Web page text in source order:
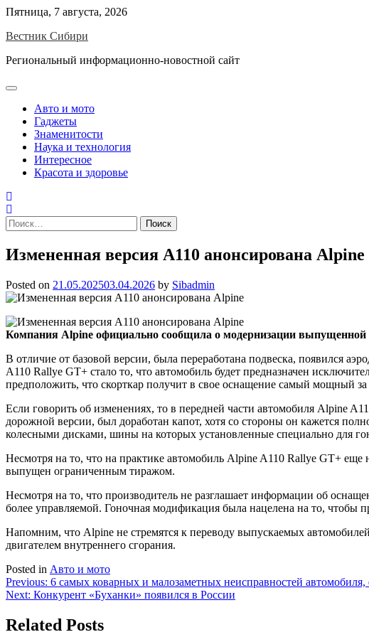
Skip
content
Пятница, 7 августа, 2026
Вестник Сибири
Региональный информационно-новостной сайт
Авто и мото
Гаджеты
Знаменитости
Наука и технология
Интересное
Красота и здоровье
Найти:
Измененная версия А110 анонсирована Alpine
Posted on 21.05.202503.04.2026 by Sibadmin
Компания Alpine официально сообщила о модернизации выпущенной
В отличие от базовой версии, была переработана подвеска, появился
A110 Rallye GT+ стало то, что автомобиль будет предназначен
предположить, что скорткар получит в свое оснащение самый мощный
Если говорить об изменениях, то в передней части автомобиля Alpine
дорожной версии, был доработан капот, хотя со стороны он кажется
колесными дисками, шины на которых установленные специально для
Несмотря на то, что на практике автомобиль Alpine A110 Rallye GT+
выпущен ограниченным тиражом.
Несмотря на то, что производитель не разглашает информации об
более управляемой. Гоночная модификация была нацелена на то, чтобы
Напомним, что Alpine не стремятся к переводу выпускаемых
двигателем внутреннего сгорания.
Posted in Авто и мото
Навигация
по
записям
Previous: 6 самых коварных и малозаметных неисправностей
Next: Конкурент «Буханки» появился в России
Related Posts